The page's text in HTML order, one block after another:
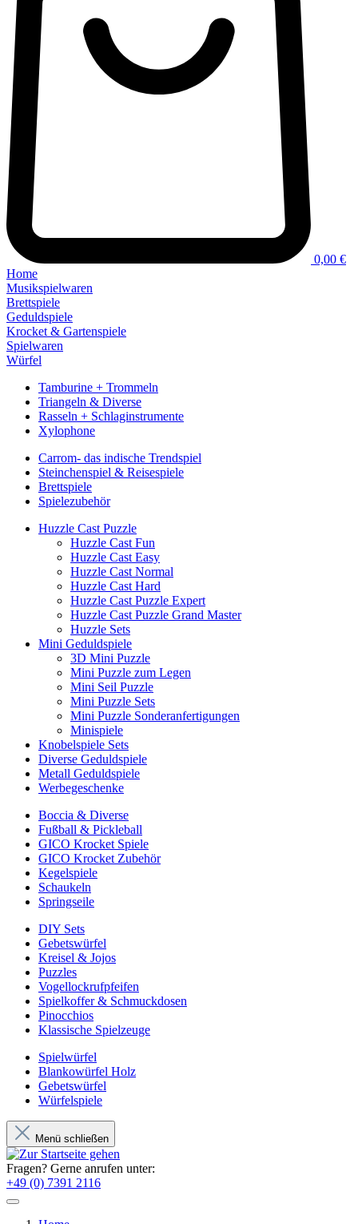
0,00 €
Home
Musikspielwaren
Brettspiele
Geduldspiele
Krocket & Gartenspiele
Spielwaren
Würfel
Tamburine + Trommeln
Triangeln & Diverse
Rasseln + Schlaginstrumente
Xylophone
Carrom- das indische Trendspiel
Steinchenspiel & Reisespiele
Brettspiele
Spielezubehör
Huzzle Cast Puzzle
Huzzle Cast Fun
Huzzle Cast Easy
Huzzle Cast Normal
Huzzle Cast Hard
Huzzle Cast Puzzle Expert
Huzzle Cast Puzzle Grand Master
Huzzle Sets
Mini Geduldspiele
3D Mini Puzzle
Mini Puzzle zum Legen
Mini Seil Puzzle
Mini Puzzle Sets
Mini Puzzle Sonderanfertigungen
Minispiele
Knobelspiele Sets
Diverse Geduldspiele
Metall Geduldspiele
Werbegeschenke
Boccia & Diverse
Fußball & Pickleball
GICO Krocket Spiele
GICO Krocket Zubehör
Kegelspiele
Schaukeln
Springseile
DIY Sets
Gebetswürfel
Kreisel & Jojos
Puzzles
Vogellockrufpfeifen
Spielkoffer & Schmuckdosen
Pinocchios
Klassische Spielzeuge
Spielwürfel
Blankowürfel Holz
Gebetswürfel
Würfelspiele
Menü schließen
Fragen? Gerne anrufen unter:
+49 (0) 7391 2116